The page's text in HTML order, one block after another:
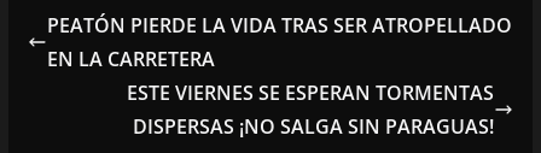
PEATÓN PIERDE LA VIDA TRAS SER ATROPELLADO
EN LA CARRETERA
ESTE VIERNES SE ESPERAN TORMENTAS
DISPERSAS ¡NO SALGA SIN PARAGUAS!